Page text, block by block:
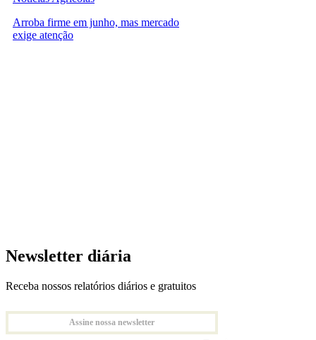
Arroba firme em junho, mas mercado
exige atenção
Newsletter diária
Receba nossos relatórios diários e gratuitos
Assine nossa newsletter